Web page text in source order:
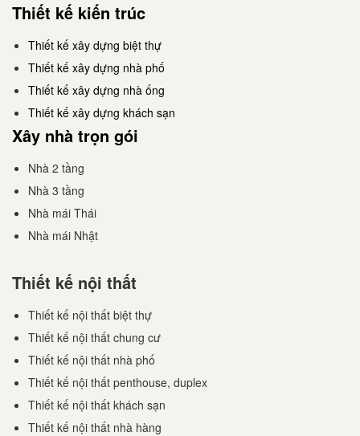
Thiết kế kiến trúc
Thiết kế xây dựng biệt thự
Thiết kế xây dựng nhà phố
Thiết kế xây dựng nhà ống
Thiết kế xây dựng khách sạn
Xây nhà trọn gói
Nhà 2 tầng
Nhà 3 tầng
Nhà mái Thái
Nhà mái Nhật
Thiết kế nội thất
Thiết kế nội thất biệt thự
Thiết kế nội thất chung cư
Thiết kế nội thất nhà phố
Thiết kế nội thất penthouse, duplex
Thiết kế nội thất khách sạn
Thiết kế nội thất nhà hàng